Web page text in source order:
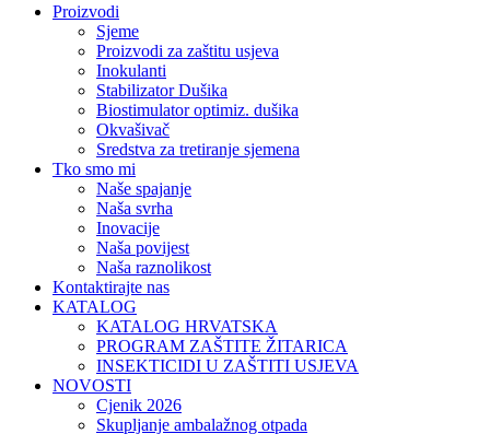
Proizvodi
Sjeme
Proizvodi za zaštitu usjeva
Inokulanti
Stabilizator Dušika
Biostimulator optimiz. dušika
Okvašivač
Sredstva za tretiranje sjemena
Tko smo mi
Naše spajanje
Naša svrha
Inovacije
Naša povijest
Naša raznolikost
Kontaktirajte nas
KATALOG
KATALOG HRVATSKA
PROGRAM ZAŠTITE ŽITARICA
INSEKTICIDI U ZAŠTITI USJEVA
NOVOSTI
Cjenik 2026
Skupljanje ambalažnog otpada